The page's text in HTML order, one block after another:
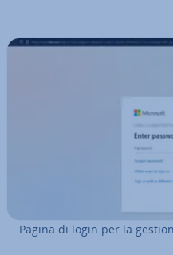
Pagina di login per la